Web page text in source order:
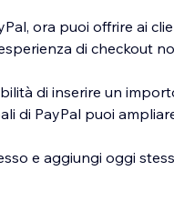
ora puoi offrire ai
di checkout
di inserire un
di PayPal puoi
e aggiungi oggi